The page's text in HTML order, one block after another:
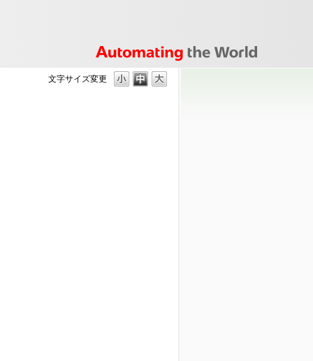
文字サイズ変更